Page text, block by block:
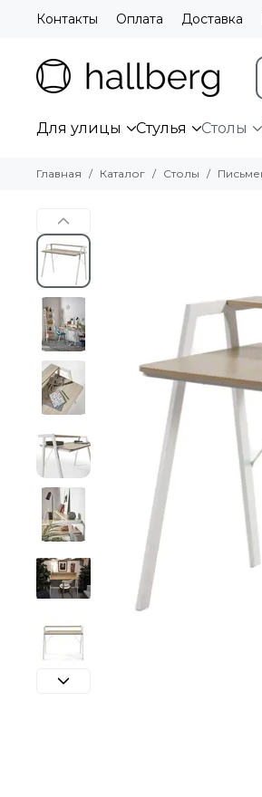
Контакты Оплата Доставка
Для улицы Стулья Столы
Главная Каталог Столы